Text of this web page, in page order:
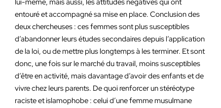
lui-même, mais aussi, les attitudes négatives qui ont
entouré et accompagné sa mise en place. Conclusion des
deux chercheuses : ces femmes sont plus susceptibles
d’abandonner leurs études secondaires depuis l’application
de la loi, ou de mettre plus longtemps à les terminer. Et sont
donc, une fois sur le marché du travail, moins susceptibles
d’être en activité, mais davantage d’avoir des enfants et de
vivre chez leurs parents. De quoi renforcer un stéréotype
raciste et islamophobe : celui d’une femme musulmane